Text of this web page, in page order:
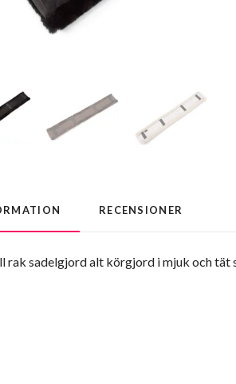
RECENSIONER
rak sadelgjord alt körgjord i mjuk och tät